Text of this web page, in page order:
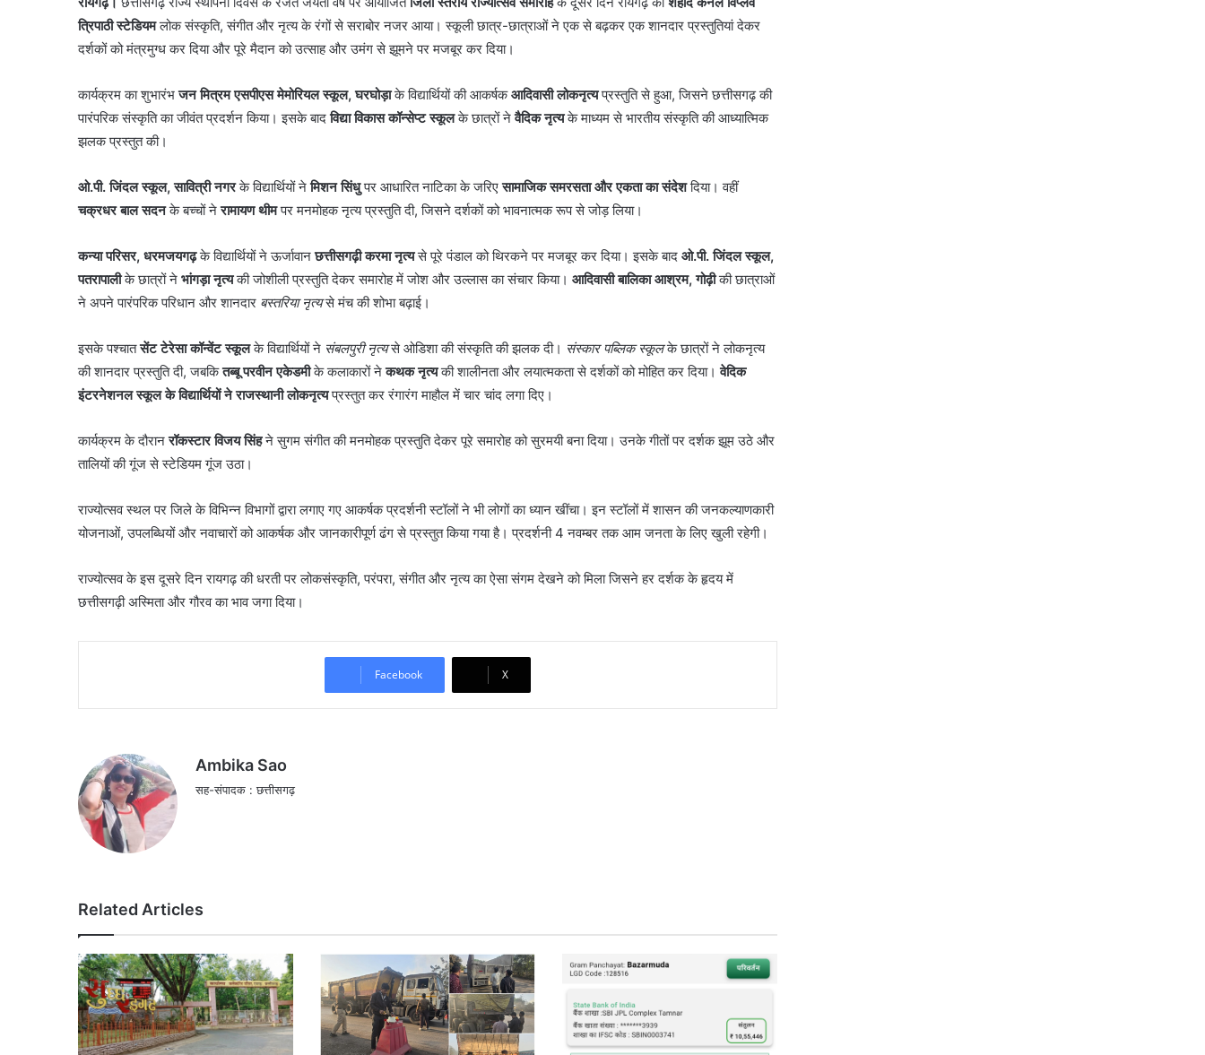
त्रिपाठी स्टेडियमलोक संस्कृति, संगीत और नृत्य के रंगों से सराबोर नजर आया। स्कूली छात्र-छात्राओं ने एक से बढ़कर एक शानदार प्रस्तुतियां देकर
दर्शकों को मंत्रमुग्ध कर दिया और पूरे मैदान को उत्साह और उमंग से झूमने पर मजबूर कर दिया।
कार्यक्रम का शुभारंभजन मित्रम एसपीएस मेमोरियल स्कूल, घरघोड़ाके विद्यार्थियों की आकर्षकआदिवासी लोकनृत्यप्रस्तुति से हुआ, जिसने छत्तीसगढ़ की
पारंपरिक संस्कृति का जीवंत प्रदर्शन किया। इसके बादविद्या विकास कॉन्सेप्ट स्कूलके छात्रों नेवैदिक नृत्यके माध्यम से भारतीय संस्कृति की आध्यात्मिक
झलक प्रस्तुत की।
ओ.पी. जिंदल स्कूल, सावित्री नगरके विद्यार्थियों नेमिशन सिंधुपर आधारित नाटिका के जरिएसामाजिक समरसता और एकता का संदेशदिया। वहीं
चक्रधर बाल सदनके बच्चों नेरामायण थीमपर मनमोहक नृत्य प्रस्तुति दी, जिसने दर्शकों को भावनात्मक रूप से जोड़ लिया।
कन्या परिसर, धरमजयगढ़के विद्यार्थियों ने ऊर्जावानछत्तीसगढ़ी करमा नृत्यसे पूरे पंडाल को थिरकने पर मजबूर कर दिया। इसके बाद ओ.पी. जिंदल स्कूल,
पतरापालीके छात्रों ने भांगड़ा नृत्यकी जोशीली प्रस्तुति देकर समारोह में जोश और उल्लास का संचार किया। आदिवासी बालिका आश्रम, गोढ़ीकी छात्राओं
ने अपने पारंपरिक परिधान और शानदार बस्तरिया नृत्यसे मंच की शोभा बढ़ाई।
इसके पश्चातसेंट टेरेसा कॉन्वेंट स्कूलके विद्यार्थियों ने संबलपुरी नृत्यसे ओडिशा की संस्कृति की झलक दी। संस्कार पब्लिक स्कूलके छात्रों ने लोकनृत्य
की शानदार प्रस्तुति दी, जबकितब्बू परवीन एकेडमीके कलाकारों नेकथक नृत्यकी शालीनता और लयात्मकता से दर्शकों को मोहित कर दिया।वेदिक
इंटरनेशनल स्कूल के विद्यार्थियों ने राजस्थानी लोकनृत्यप्रस्तुत कर रंगारंग माहौल में चार चांद लगा दिए।
कार्यक्रम के दौरानरॉकस्टार विजय सिंहने सुगम संगीत की मनमोहक प्रस्तुति देकर पूरे समारोह को सुरमयी बना दिया। उनके गीतों पर दर्शक झूम उठे और
तालियों की गूंज से स्टेडियम गूंज उठा।
राज्योत्सव स्थल पर जिले के विभिन्न विभागों द्वारा लगाए गए आकर्षक प्रदर्शनी स्टॉलों ने भी लोगों का ध्यान खींचा। इन स्टॉलों में शासन की जनकल्याणकारी
योजनाओं, उपलब्धियों और नवाचारों को आकर्षक और जानकारीपूर्ण ढंग से प्रस्तुत किया गया है। प्रदर्शनी 4 नवम्बर तक आम जनता के लिए खुली रहेगी।
राज्योत्सव के इस दूसरे दिन रायगढ़ की धरती पर लोकसंस्कृति, परंपरा, संगीत और नृत्य का ऐसा संगम देखने को मिला जिसने हर दर्शक के हृदय में
छत्तीसगढ़ी अस्मिता और गौरव का भाव जगा दिया।
Facebook X
Ambika Sao
सह-संपादक : छत्तीसगढ़
Related Articles